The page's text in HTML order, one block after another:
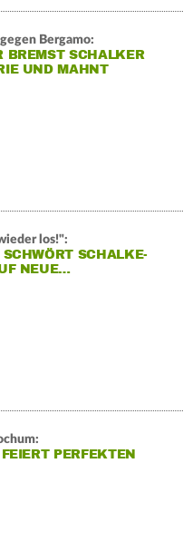
Bergamo:
BREMST SCHALKER
UND MAHNT
los!":
SCHALKE-
NEUE…
PERFEKTEN